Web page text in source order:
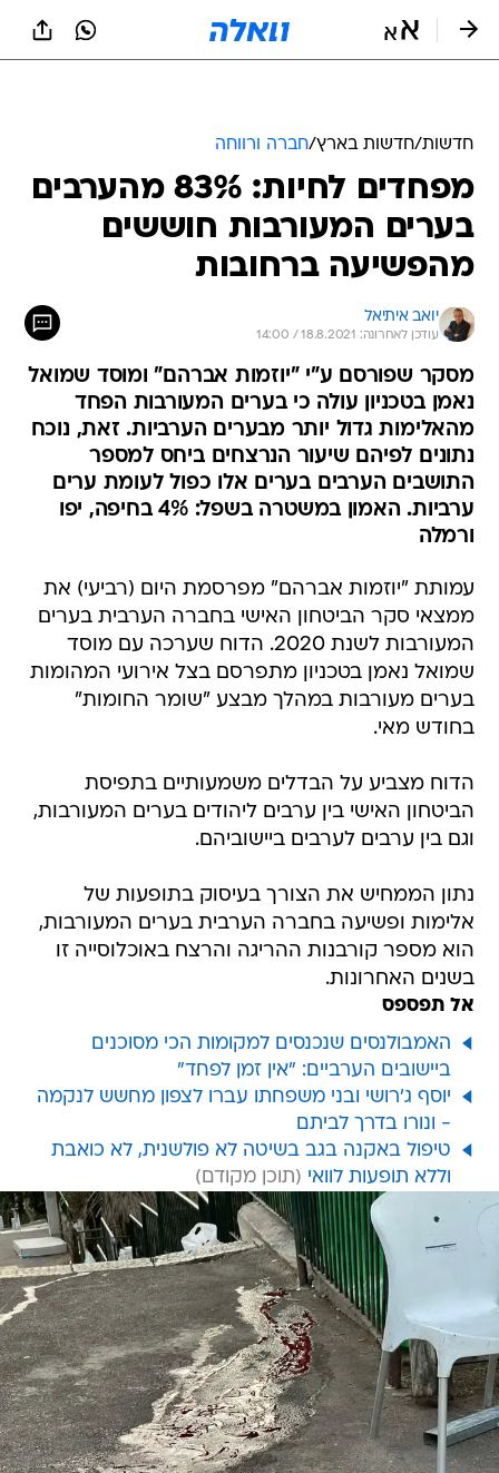
חדשות/חדשות בארץ/חברה ורווחה
מפחדים לחיות: 83% מהערבים
בערים המעורבות חוששים
מהפשיעה ברחובות
יואב איתיאל
עודכן לאחרונה: 18.8.2021 / 14:00
מסקר שפורסם ע"י "יוזמות אברהם" ומוסד שמואל
נאמן בטכניון עולה כי בערים המעורבות הפחד
מהאלימות גדול יותר מבערים הערביות. זאת, נוכח
נתונים לפיהם שיעור הנרצחים ביחס למספר
התושבים הערבים בערים אלו כפול לעומת ערים
ערביות. האמון במשטרה בשפל: 4% בחיפה, יפו
ורמלה
עמותת "יוזמות אברהם" מפרסמת היום (רביעי) את
ממצאי סקר הביטחון האישי בחברה הערבית בערים
המעורבות לשנת 2020. הדוח שערכה עם מוסד
שמואל נאמן בטכניון מתפרסם בצל אירועי המהומות
בערים מעורבות במהלך מבצע "שומר החומות"
בחודש מאי.
הדוח מצביע על הבדלים משמעותיים בתפיסת
הביטחון האישי בין ערבים ליהודים בערים המעורבות,
וגם בין ערבים לערבים ביישוביהם.
נתון הממחיש את הצורך בעיסוק בתופעות של
אלימות ופשיעה בחברה הערבית בערים המעורבות,
הוא מספר קורבנות ההריגה והרצח באוכלוסייה זו
בשנים האחרונות.
אל תפספס
האמבולנסים שנכנסים למקומות הכי מסוכנים
ביישובים הערביים: "אין זמן לפחד"
יוסף ג'רושי ובני משפחתו עברו לצפון מחשש לנקמה
- ונורו בדרך לביתם
טיפול באקנה בגב בשיטה לא פולשנית, לא כואבת
וללא תופעות לוואי